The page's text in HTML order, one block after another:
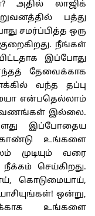
அதில் லாஜிக்
பத்து
சமர்ப்பித்த ஒரு
நீங்கள்
இப்போது
எந்தத் தேவைக்காக
வந்த தப்பு
என்பதெல்லாம்
ஆவணங்கள் இல்லை.
இப்போதைய
கொண்டு உங்களை
முடியும் வரை
செய்கிறது.
கொடுமையாய்,
ஒன்று,
உங்களை